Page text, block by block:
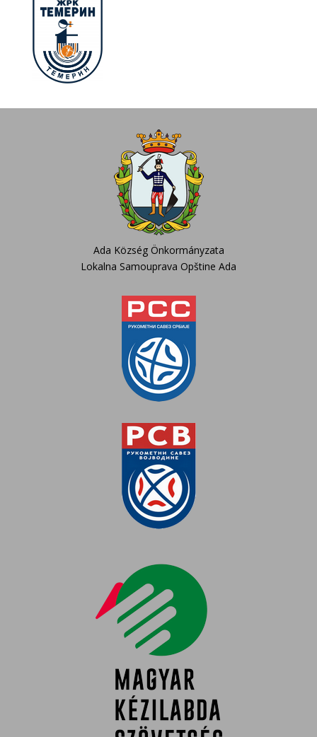
Ada Község Önkormányzata
Lokalna Samouprava Opštine Ada